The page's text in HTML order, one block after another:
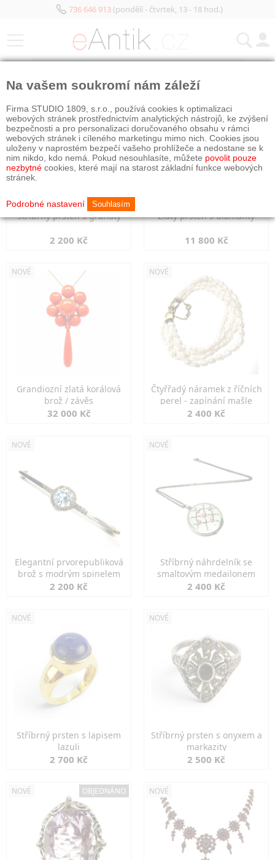
736 646 913(pondělí - čtvrtek, 13 - 18 hod.)
Stříbrný prsten s granáty
2 200 Kč
Zlatý prsten s diamanty
11 800 Kč
NOVÉ
Grandiozní zlatá korálová
brož / závěs
32 000 Kč
NOVÉ
Čtyřřadý náramek z říčních
perel - zapínání mašle
2 400 Kč
NOVÉ
Elegantní prvorepubliková
brož s modrým spinelem
2 200 Kč
NOVÉ
Stříbrný náhrdelník se
smaltovým medailonem
2 400 Kč
NOVÉ
Stříbrný prsten s lapisem
lazuli
2 700 Kč
NOVÉ
Stříbrný prsten s onyxem a
markazity
2 500 Kč
NOVÉ OBJEDNÁNO NOVÉ
Na vašem soukromí nám záleží
Firma STUDIO 1809, s.r.o., používá cookies k optimalizaci
webových stránek prostřednictvím analytických nástrojů, ke zvýšení
bezpečnosti a pro personalizaci doručovaného obsahu v rámci
webových stránek i cíleného marketingu mimo nich. Cookies jsou
uloženy v naprostém bezpečí vašeho prohlížeče a nedostane se k
nim nikdo, kdo nemá. Pokud nesouhlasíte, můžete povolit pouze
nezbytné cookies, které mají na starost základní funkce webových
stránek.
Podrobné nastavení Souhlasím